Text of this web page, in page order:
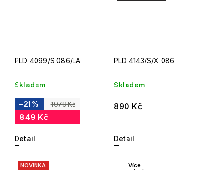
PLD 4099/S 086/LA
Skladem
1 079 Kč
–21 %
849 Kč
Detail
PLD 4143/S/X 086
Skladem
890 Kč
Detail
NOVINKA
Více